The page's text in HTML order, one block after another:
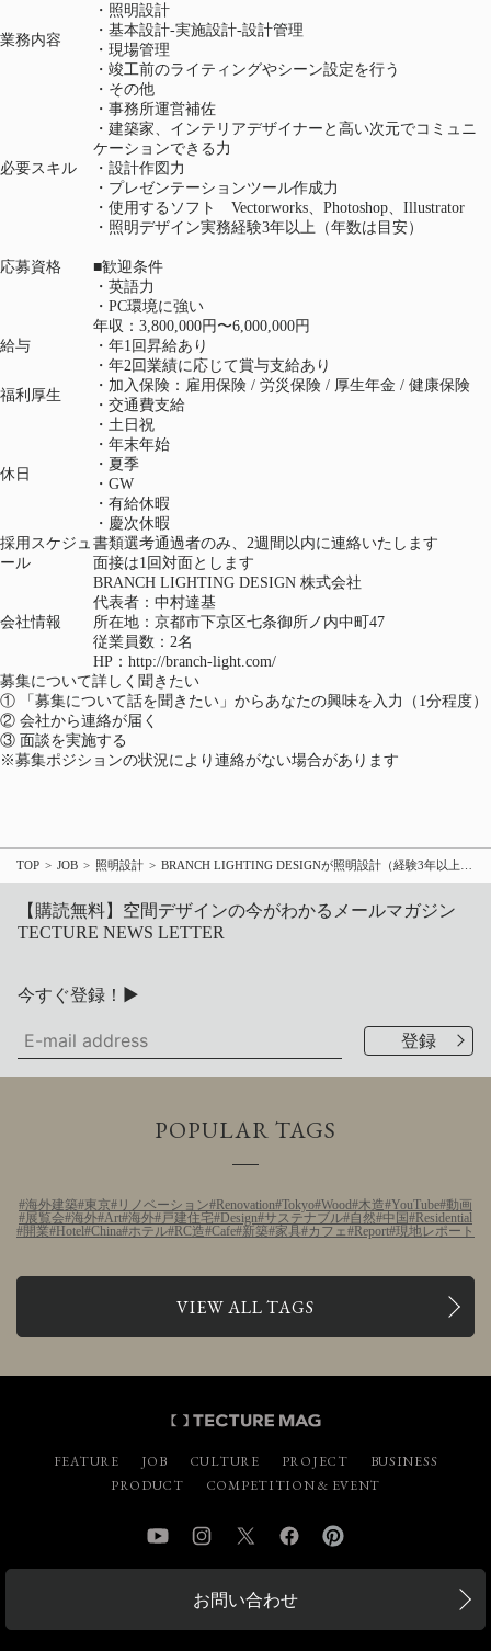
業務内容
・照明設計
・基本設計-実施設計-設計管理
・現場管理
・竣工前のライティングやシーン設定を行う
・その他
・事務所運営補佐
必要スキル
・建築家、インテリアデザイナーと高い次元でコミュニ
ケーションできる力
・設計作図力
・プレゼンテーションツール作成力
・使用するソフト Vectorworks、Photoshop、Illustrator
応募資格
・照明デザイン実務経験3年以上（年数は目安）
■歓迎条件
・英語力
・PC環境に強い
給与
年収：3,800,000円〜6,000,000円
・年1回昇給あり
・年2回業績に応じて賞与支給あり
福利厚生
・加入保険：雇用保険 / 労災保険 / 厚生年金 / 健康保険
・交通費支給
休日
・土日祝
・年末年始
・夏季
・GW
・有給休暇
・慶次休暇
採用スケジュ
ール
書類選考通過者のみ、2週間以内に連絡いたします
面接は1回対面とします
会社情報
BRANCH LIGHTING DESIGN 株式会社
代表者：中村達基
所在地：京都市下京区七条御所ノ内中町47
従業員数：2名
HP： http://branch-light.com/
募集について詳しく聞きたい（新しいタブで開く）
①
「募集について話を聞きたい」からあなたの興味を入力（1分程度）
② 会社から連絡が届く
③ 面談を実施する
※募集ポジションの状況により連絡がない場合があります
TOP JOB 照明設計
【購読無料】空間デザインの今がわかるメールマガジン
TECTURE NEWS LETTER
今すぐ登録！▶
POPULAR TAGS
海外建築 東京 リノベーション Renovation Tokyo Wood 木造 YouTube 動画
展覧会 海外 Art 海外 戸建住宅 Design サステナブル 自然 中国 Residential
開業 Hotel China ホテル RC造 Cafe 新築 家具 カフェ Report 現地レポート
VIEW ALL TAGS
FEATURE JOB CULTURE PROJECT
BUSINESS
PRODUCT
COMPETITION & EVENT
YouTube InstagramTwitter Facebook
お問い合わせ